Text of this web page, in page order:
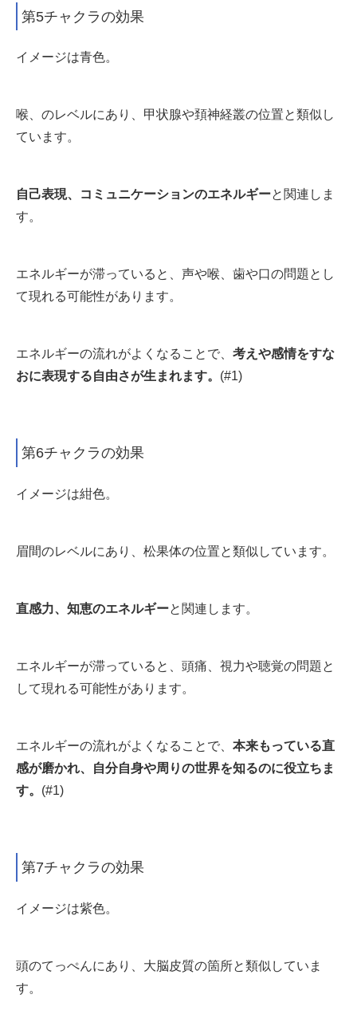
第5チャクラの効果
イメージは青色。
喉、のレベルにあり、甲状腺や頚神経叢の位置と類似し
ています。
自己表現、コミュニケーションのエネルギーと関連しま
す。
エネルギーが滞っていると、声や喉、歯や口の問題とし
て現れる可能性があります。
エネルギーの流れがよくなることで、 考えや感情をすな
おに表現する自由さが生まれます。 (#1)
第6チャクラの効果
イメージは紺色。
眉間のレベルにあり、松果体の位置と類似しています。
直感力、知恵のエネルギーと関連します。
エネルギーが滞っていると、頭痛、視力や聴覚の問題と
して現れる可能性があります。
エネルギーの流れがよくなることで、 本来もっている直
感が磨かれ、自分自身や周りの世界を知るのに役立ちま
す。 (#1)
第7チャクラの効果
イメージは紫色。
頭のてっぺんにあり、大脳皮質の箇所と類似していま
す。